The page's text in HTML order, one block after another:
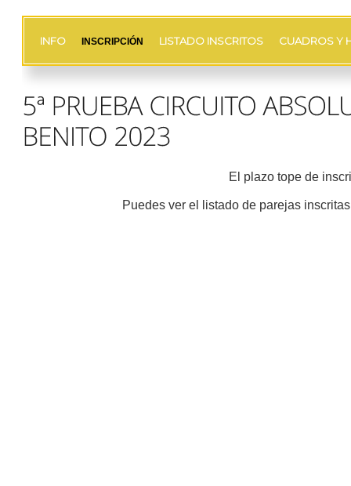
INFO INSCRIPCIÓN LISTADO INSCRITOS CUADROS Y
El plazo tope de
Puedes ver el listado de parejas